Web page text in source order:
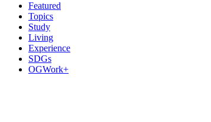
Featured
Topics
Study
Living
Experience
SDGs
OGWork+